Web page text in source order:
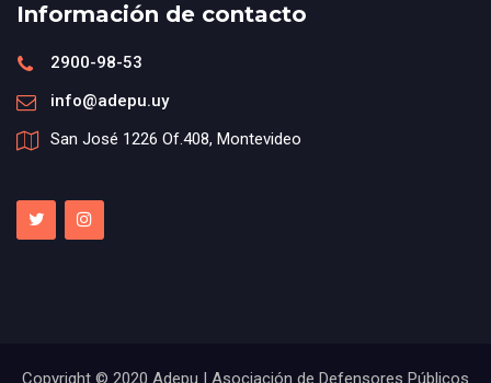
Información de contacto
2900-98-53
info@adepu.uy
San José 1226 Of.408, Montevideo
Copyright © 2020 Adepu | Asociación de Defensores Públicos